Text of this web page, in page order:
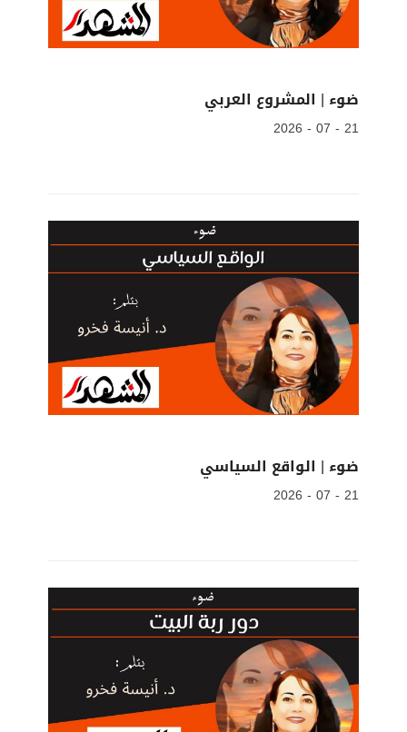
ضوء | المشروع العربي
21 - 07 - 2026
ضوء | الواقع السياسي
21 - 07 - 2026